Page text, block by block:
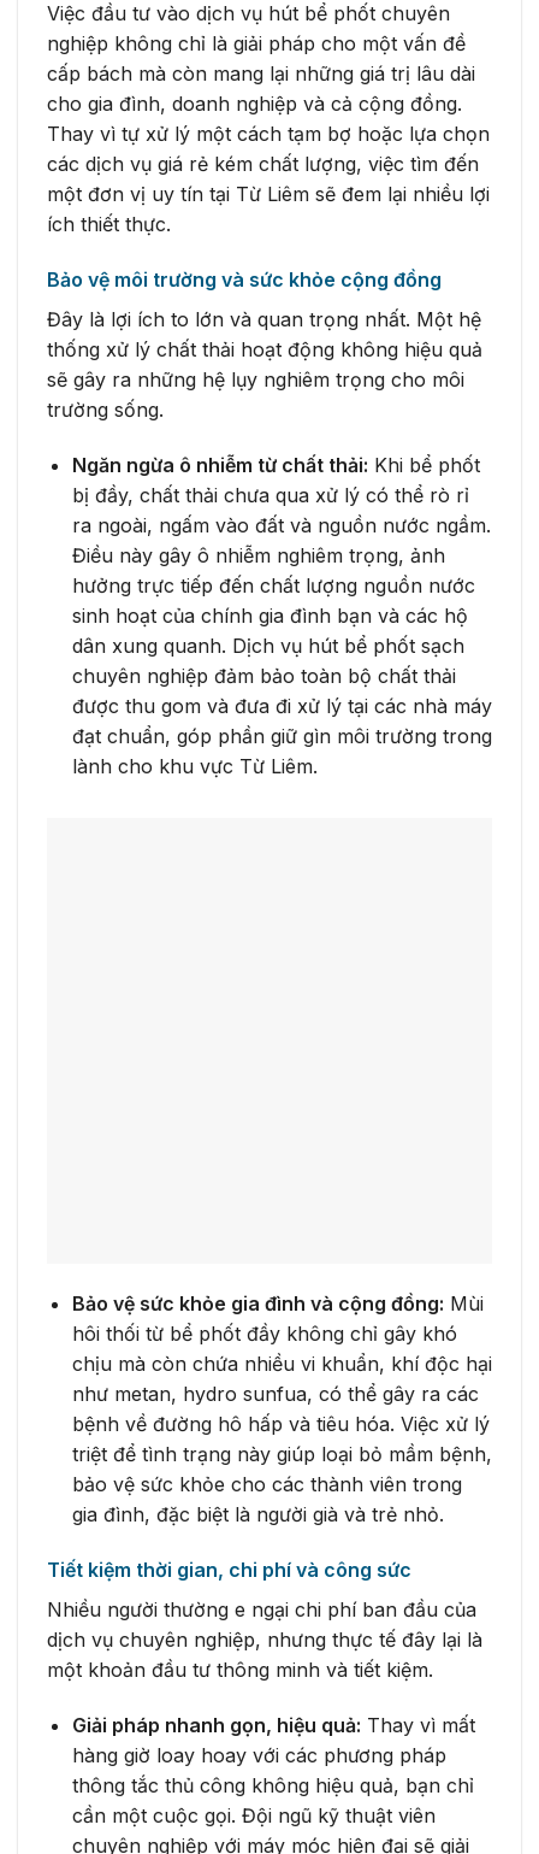
Việc đầu tư vào dịch vụ hút bể phốt chuyên
nghiệp không chỉ là giải pháp cho một vấn đề
cấp bách mà còn mang lại những giá trị lâu dài
cho gia đình, doanh nghiệp và cả cộng đồng.
Thay vì tự xử lý một cách tạm bợ hoặc lựa chọn
các dịch vụ giá rẻ kém chất lượng, việc tìm đến
một đơn vị uy tín tại Từ Liêm sẽ đem lại nhiều lợi
ích thiết thực.
Bảo vệ môi trường và sức khỏe cộng đồng
Đây là lợi ích to lớn và quan trọng nhất. Một hệ
thống xử lý chất thải hoạt động không hiệu quả
sẽ gây ra những hệ lụy nghiêm trọng cho môi
trường sống.
Ngăn ngừa ô nhiễm từ chất thải: Khi bể phốt
bị đầy, chất thải chưa qua xử lý có thể rò rỉ
ra ngoài, ngấm vào đất và nguồn nước ngầm.
Điều này gây ô nhiễm nghiêm trọng, ảnh
hưởng trực tiếp đến chất lượng nguồn nước
sinh hoạt của chính gia đình bạn và các hộ
dân xung quanh. Dịch vụ hút bể phốt sạch
chuyên nghiệp đảm bảo toàn bộ chất thải
được thu gom và đưa đi xử lý tại các nhà máy
đạt chuẩn, góp phần giữ gìn môi trường trong
lành cho khu vực Từ Liêm.
Bảo vệ sức khỏe gia đình và cộng đồng: Mùi
hôi thối từ bể phốt đầy không chỉ gây khó
chịu mà còn chứa nhiều vi khuẩn, khí độc hại
như metan, hydro sunfua, có thể gây ra các
bệnh về đường hô hấp và tiêu hóa. Việc xử lý
triệt để tình trạng này giúp loại bỏ mầm bệnh,
bảo vệ sức khỏe cho các thành viên trong
gia đình, đặc biệt là người già và trẻ nhỏ.
Tiết kiệm thời gian, chi phí và công sức
Nhiều người thường e ngại chi phí ban đầu của
dịch vụ chuyên nghiệp, nhưng thực tế đây lại là
một khoản đầu tư thông minh và tiết kiệm.
Giải pháp nhanh gọn, hiệu quả: Thay vì mất
hàng giờ loay hoay với các phương pháp
thông tắc thủ công không hiệu quả, bạn chỉ
cần một cuộc gọi. Đội ngũ kỹ thuật viên
chuyên nghiệp với máy móc hiện đại sẽ giải